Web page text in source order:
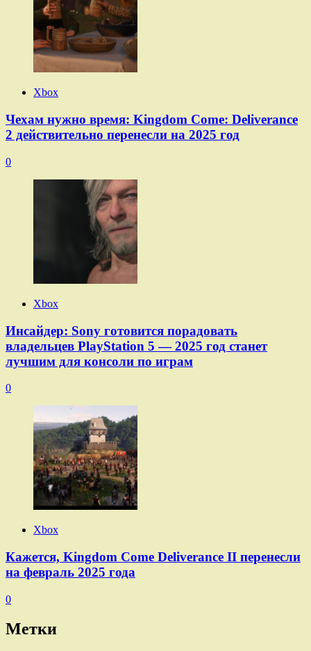
Xbox
Чехам нужно время: Kingdom Come: Deliverance
2 действительно перенесли на 2025 год
0
Xbox
Инсайдер: Sony готовится порадовать
владельцев PlayStation 5 — 2025 год станет
лучшим для консоли по играм
0
Xbox
Кажется, Kingdom Come Deliverance II перенесли
на февраль 2025 года
0
Метки